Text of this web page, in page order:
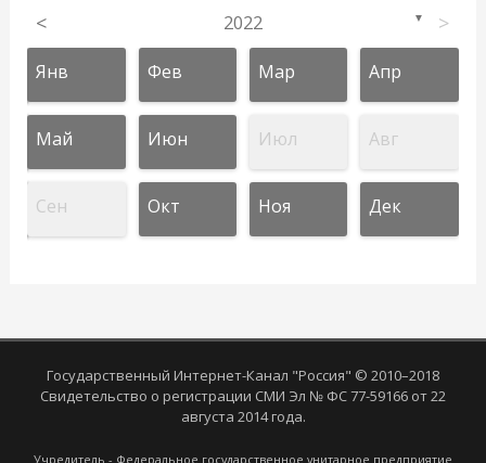
< 2022 ▼ >
Янв Фев Мар Апр
Май Июн Июл Авг
Сен Окт Ноя Дек
Государственный Интернет-Канал "Россия" © 2010–2018
Свидетельство о регистрации СМИ Эл № ФС 77-59166 от 22
августа 2014 года.
Учредитель - Федеральное государственное унитарное предприятие